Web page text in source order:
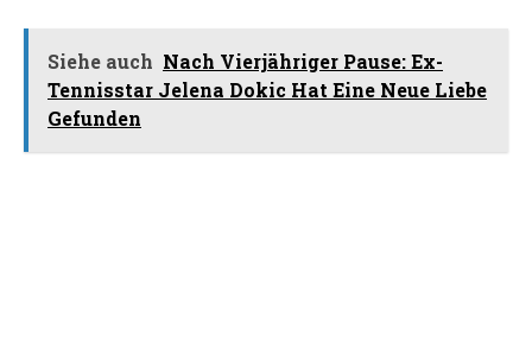
Siehe auch Nach Vierjähriger Pause: Ex-
Tennisstar Jelena Dokic Hat Eine Neue Liebe
Gefunden